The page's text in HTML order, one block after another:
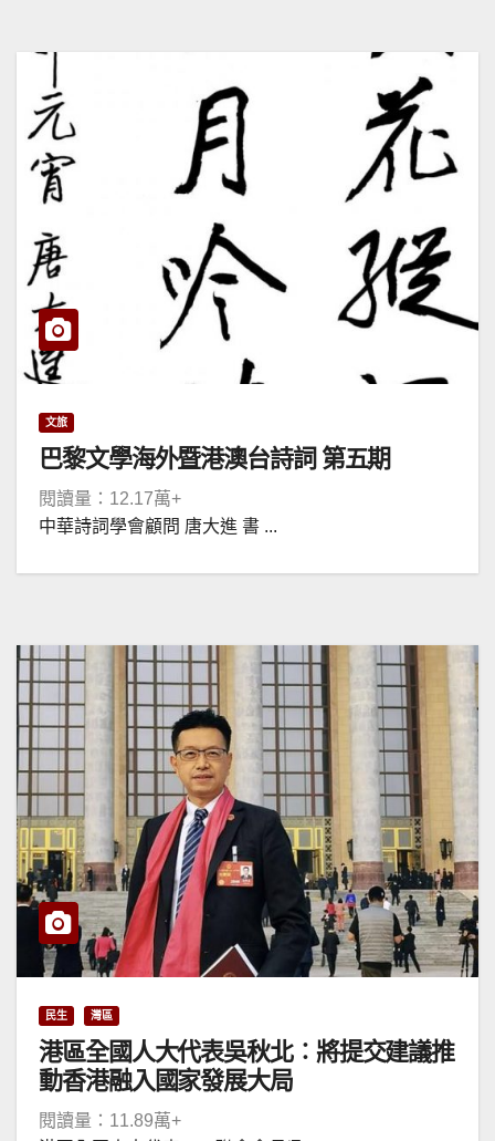
文旅
巴黎文學海外暨港澳台詩詞 第五期
閱讀量：12.17萬+
中華詩詞學會顧問 唐大進 書 ...
民生 灣區
港區全國人大代表吳秋北︰將提交建議推
動香港融入國家發展大局
閱讀量：11.89萬+